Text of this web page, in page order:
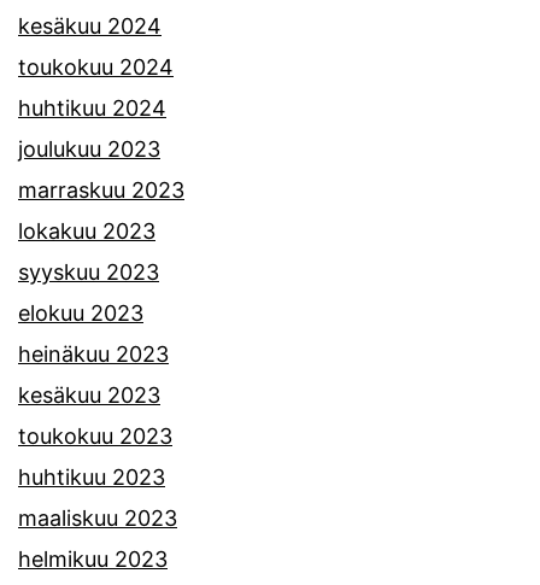
kesäkuu 2024
toukokuu 2024
huhtikuu 2024
joulukuu 2023
marraskuu 2023
lokakuu 2023
syyskuu 2023
elokuu 2023
heinäkuu 2023
kesäkuu 2023
toukokuu 2023
huhtikuu 2023
maaliskuu 2023
helmikuu 2023